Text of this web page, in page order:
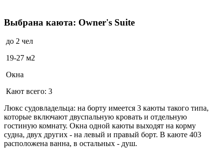
Выбрана каюта: Owner's Suite
до 2 чел
19-27 м2
Окна
Кают всего: 3
Люкс судовладельца: на борту имеется 3 каюты такого типа,
которые включают двуспальную кровать и отдельную
гостиную комнату. Окна одной каюты выходят на корму
судна, двух других - на левый и правый борт. В каюте 403
расположена ванна, в остальных - душ.